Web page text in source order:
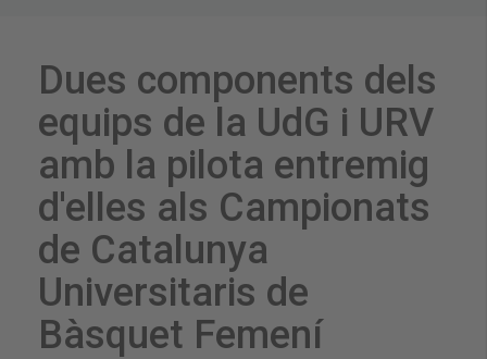
Dues components dels
equips de la UdG i URV
amb la pilota entremig
d'elles als Campionats
de Catalunya
Universitaris de
Bàsquet Femení